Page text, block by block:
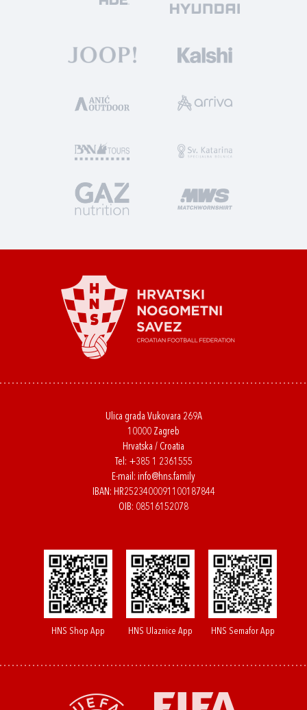
Ulica grada Vukovara 269A
10000 Zagreb
Hrvatska / Croatia
Tel: +385 1 2361555
E-mail: info@hns.family
IBAN: HR2523400091100187844
OIB: 08516152078
HNS Shop App HNS Ulaznice App HNS Semafor App